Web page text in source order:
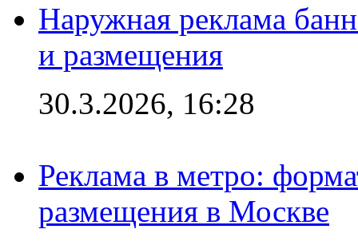
Наружная реклама
и размещения
30.3.2026, 16:28
Реклама в метро:
размещения в Москве